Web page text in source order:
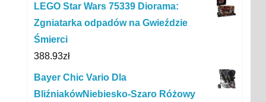
LEGO Star Wars 75339 Diorama:
Zgniatarka odpadów na Gwieździe
Śmierci
388.93zł
Bayer Chic Vario Dla
BliźniakówNiebiesko-Szaro Różowy